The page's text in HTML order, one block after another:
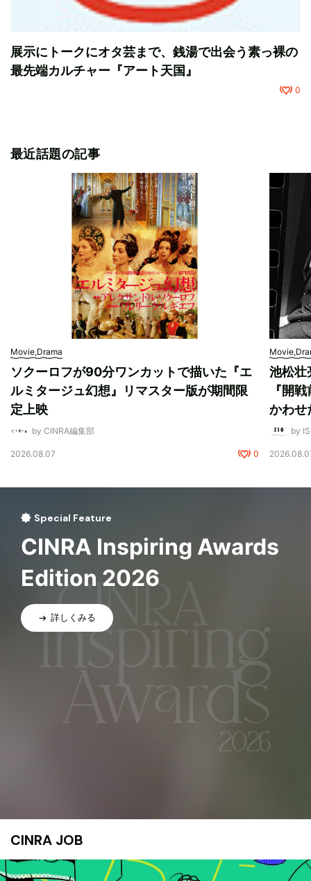
展示にトークにオタ芸まで、銭湯で出会う素っ裸の
最先端カルチャー『アート天国』
0
最近話題の記事
Movie,Drama
ソクーロフが90分ワンカットで描いた『エ
ルミタージュ幻想』リマスター版が期間限
定上映
by CINRA編集部
2026.08.07 0
池松壮
『開
かわせ
by
Special Feature
CINRA Inspiring Awards
Edition 2026
詳しくみる
CINRA JOB